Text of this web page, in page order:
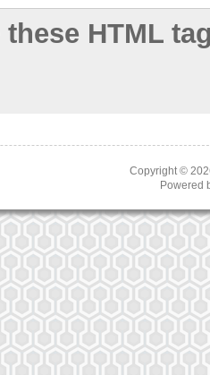
these HTML
Copyright ©
Powered